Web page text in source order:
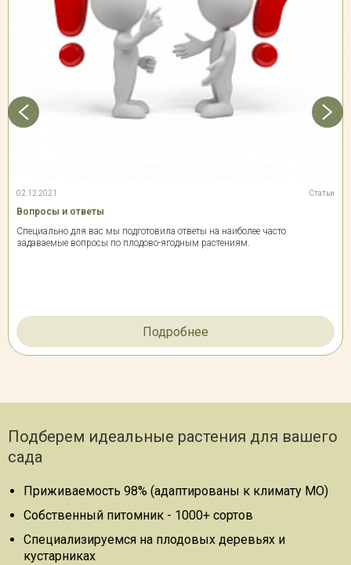
02.12.2021 Статьи
Вопросы и ответы
Специально для вас мы подготовила ответы на наиболее часто
задаваемые вопросы по плодово-ягодным растениям.
Подробнее
Подберем идеальные растения для вашего
сада
Приживаемость 98% (адаптированы к климату МО)
Собственный питомник - 1000+ сортов
Специализируемся на плодовых деревьях и
кустарниках